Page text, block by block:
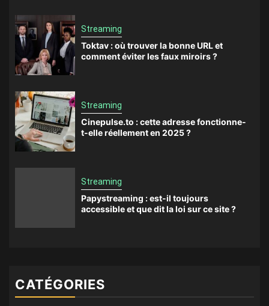
Streaming
Toktav : où trouver la bonne URL et
comment éviter les faux miroirs ?
Streaming
Cinepulse.to : cette adresse fonctionne-
t-elle réellement en 2025 ?
Streaming
Papystreaming : est-il toujours
accessible et que dit la loi sur ce site ?
CATÉGORIES